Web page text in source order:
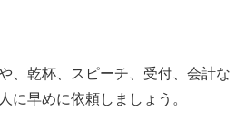
、乾杯、スピーチ、受付、会計な
に早めに依頼しましょう。